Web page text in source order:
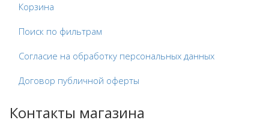
Корзина
Поиск по фильтрам
Согласие на обработку персональных данных
Договор публичной оферты
Контакты магазина